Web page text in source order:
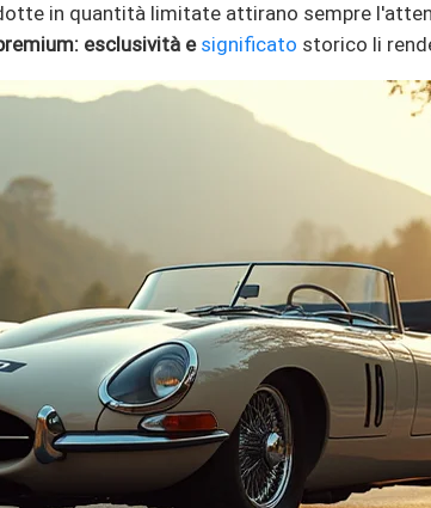
in quantità limitate attirano sempre
esclusività e significato storico li